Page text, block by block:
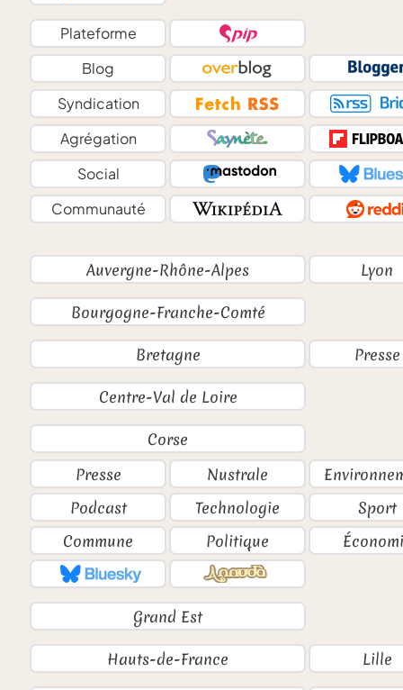
Plateforme
Blog
Syndication
Agrégation
Social
Communauté
Auvergne-Rhône-Alpes Lyon
Bourgogne-Franche-Comté
Bretagne Presse
Centre-Val de Loire
Corse
Presse
Nustrale
Podcast
Technologie
Sport
Commune
Politique
Grand Est
Hauts-de-France Lille